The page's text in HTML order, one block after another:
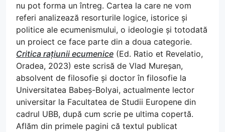
nu pot forma un întreg. Cartea la care ne vom
referi analizează resorturile logice, istorice și
politice ale ecumenismului, o ideologie și totodată
un proiect ce face parte din a doua categorie.
Critica rațiunii ecumenice (Ed. Ratio et Revelatio,
Oradea, 2023) este scrisă de Vlad Mureșan,
absolvent de filosofie și doctor în filosofie la
Universitatea Babeș-Bolyai, actualmente lector
universitar la Facultatea de Studii Europene din
cadrul UBB, după cum scrie pe ultima copertă.
Aflăm din primele pagini că textul publicat